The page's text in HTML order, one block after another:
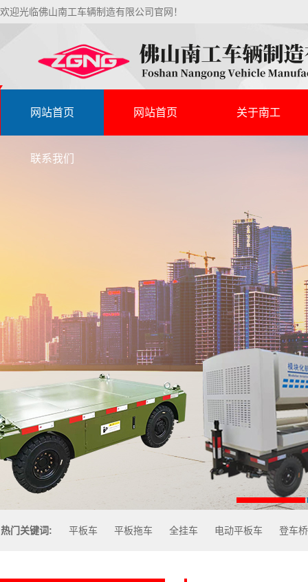
欢迎光临佛山南工车辆制造有限公司官网！
网站首页 网站首页 关于南工
联系我们
热门关键词: 平板车 平板拖车 全挂车 电动平板车 登车桥